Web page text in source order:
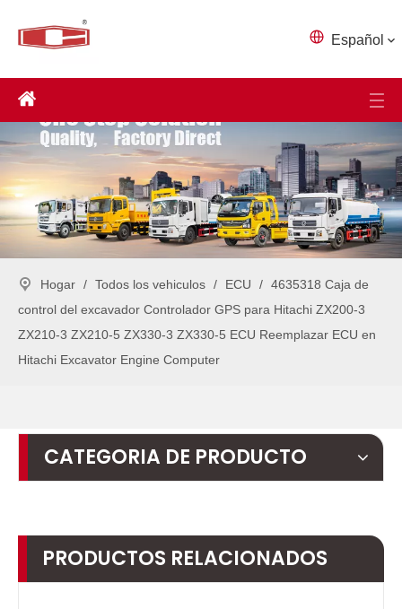
Español
Hogar / Todos los vehiculos / ECU / 4635318 Caja de
control del excavador Controlador GPS para Hitachi ZX200-3
ZX210-3 ZX210-5 ZX330-3 ZX330-5 ECU Reemplazar ECU en
Hitachi Excavator Engine Computer
CATEGORIA DE PRODUCTO
PRODUCTOS RELACIONADOS